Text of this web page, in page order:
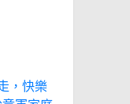
，快樂